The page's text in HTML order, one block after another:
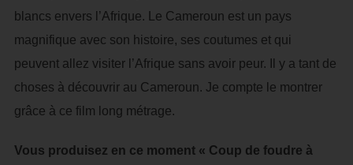
blancs envers l’Afrique. Le Cameroun est un pays
magnifique avec son histoire, ses coutumes et qui
peuvent allez visiter l’Afrique sans avoir peur. Il y a tant de
choses à découvrir au Cameroun. Je compte le montrer
grâce à ce film long métrage.
Vous produisez en ce moment « Coup de foudre à